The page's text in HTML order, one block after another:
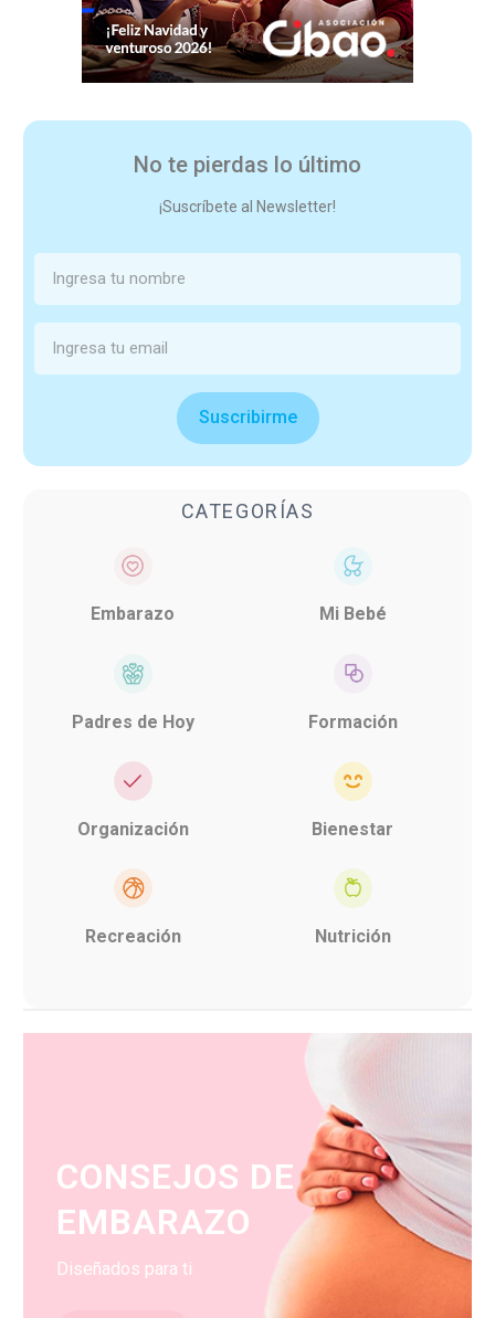
No te pierdas lo último
¡Suscríbete al Newsletter!
Suscribirme
CATEGORÍAS
Embarazo Mi Bebé
Padres de Hoy Formación
Organización Bienestar
Recreación Nutrición
CONSEJOS DE
EMBARAZO
Diseñados para ti